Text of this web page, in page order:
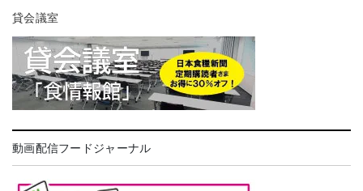
貸会議室
動画配信フードジャーナル